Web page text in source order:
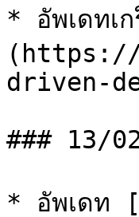
* อัพเดท
(https://
driven-
### 13/
* อัพเดท